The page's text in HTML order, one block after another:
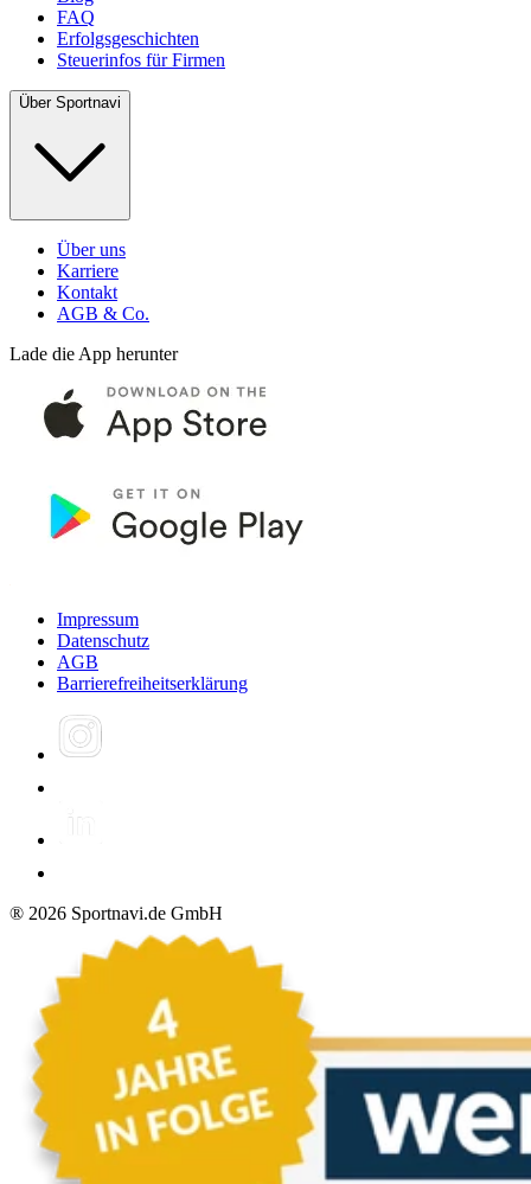
FAQ
Erfolgsgeschichten
Steuerinfos für Firmen
Über Sportnavi
Über uns
Karriere
Kontakt
AGB & Co.
Lade die App herunter
Impressum
Datenschutz
AGB
Barrierefreiheitserklärung
® 2026 Sportnavi.de GmbH